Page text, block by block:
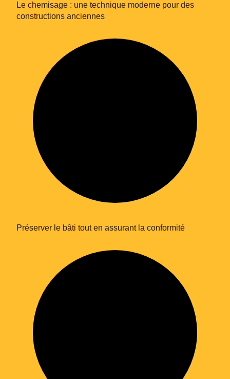
Le chemisage : une technique moderne pour des
constructions anciennes
Préserver le bâti tout en assurant la conformité